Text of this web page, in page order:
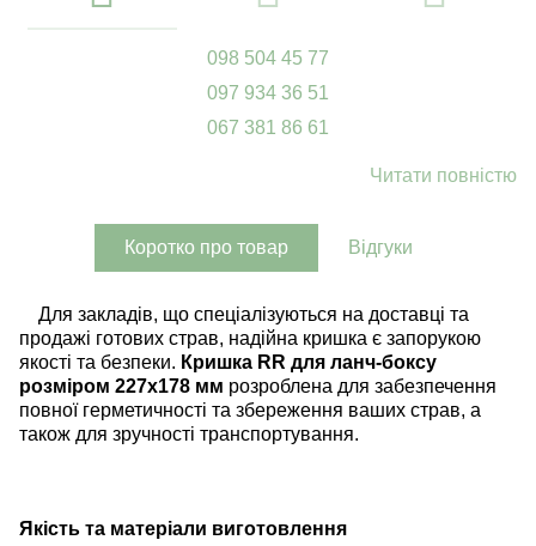
098 504 45 77
097 934 36 51
067 381 86 61
Читати повністю
Коротко про товар Відгуки
Для закладів, що спеціалізуються на доставці та
продажі готових страв, надійна кришка є запорукою
якості та безпеки. Кришка RR для ланч-боксу
розміром 227x178 мм розроблена для забезпечення
повної герметичності та збереження ваших страв, а
також для зручності транспортування.
Якість та матеріали виготовлення